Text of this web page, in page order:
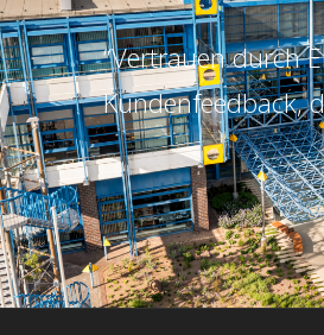
“Vertrauen durch
Kundenfeedback,